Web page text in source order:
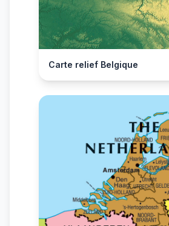
Carte relief Belgique